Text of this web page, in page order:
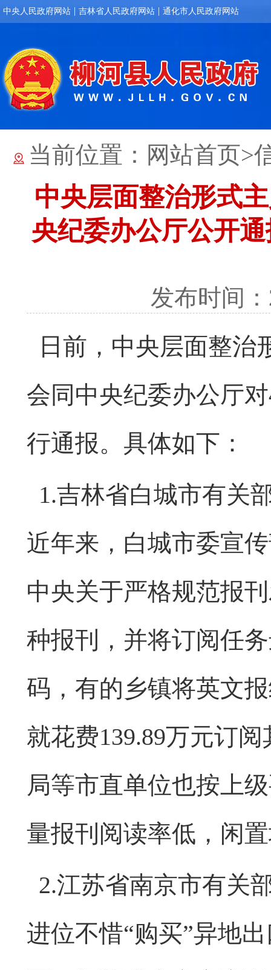
中央人民政府网站 | 吉林省人民政府网站 | 通化市人民政府网站
当前位置： 网站首页>
中央层面整治形式
央纪委办公厅公开
发布时间
日前，中央层面整治
会同中央纪委办公厅
行通报。具体如下：
1.吉林省白城市有关
近年来，白城市委宣
中央关于严格规范报
种报刊，并将订阅任
码，有的乡镇将英文
就花费139.89万元订
局等市直单位也按上
量报刊阅读率低，闲
2.江苏省南京市有关
进位不惜“购买”异地